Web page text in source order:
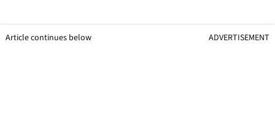
Article continues below ADVERTISEMENT